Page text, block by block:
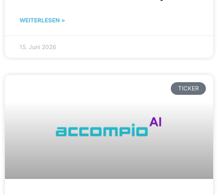
WEITERLESEN »
15. Juni 2026
TICKER